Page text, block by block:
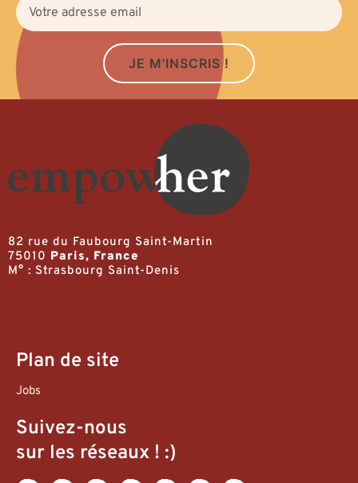
JE M'INSCRIS !
82 rue du Faubourg Saint-Martin
75010 Paris, France
M° : Strasbourg Saint-Denis
Plan de site
Jobs
Suivez-nous
sur les réseaux ! :)